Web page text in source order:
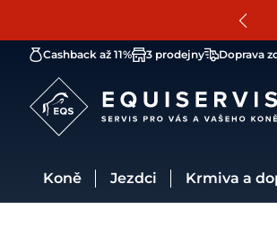
Cashback až 11% 3 prodejny Doprava
Koně Jezdci Krmiva a